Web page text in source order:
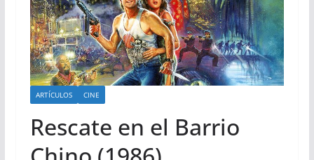
ARTÍCULOS CINE
Rescate en el Barrio